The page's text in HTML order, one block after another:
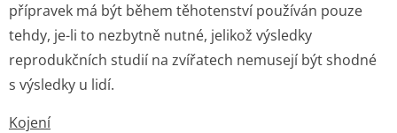
přípravek má být během těhotenství používán pouze
tehdy, je-li to nezbytně nutné, jelikož výsledky
reprodukčních studií na zvířatech nemusejí být shodné
s výsledky u lidí.
Kojení